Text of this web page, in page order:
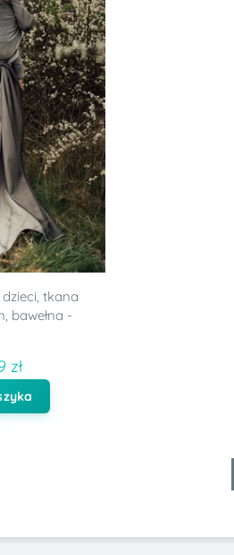
tkana
bawełna -
zł